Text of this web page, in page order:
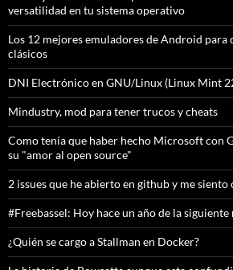
versatilidad en tu sistema operativo
Los 12 mejores emuladores de Android
clásicos
DNI Electrónico en GNU/Linux (Linux Mint
Mindustry, mod para tener trucos y cheats
Como tenía que haber hecho Microsoft con
su "amor al open source"
2 issues que he abierto en github y me
#Freebassel: Hoy hace un año de la
¿Quién se cargo a Stallman en Docker?